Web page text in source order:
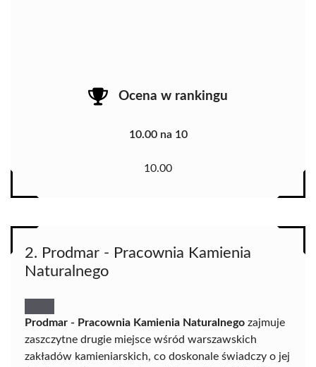
Ocena w rankingu
10.00 na 10
10.00
2. Prodmar - Pracownia Kamienia
Naturalnego
Prodmar - Pracownia Kamienia Naturalnego zajmuje
zaszczytne drugie miejsce wśród warszawskich
zakładów kamieniarskich, co doskonale świadczy o jej